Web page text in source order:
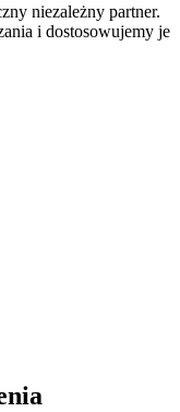
niezależny partner.
i dostosowujemy je